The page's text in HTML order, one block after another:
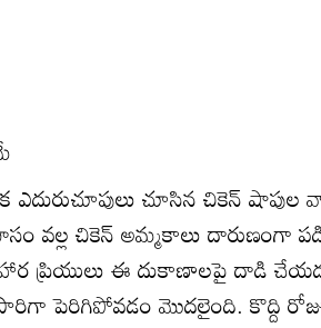
చూసిన చికెన్‌ షాపుల
వల్ల చికెన్‌ అమ్మకాలు దారుణంగా
ప్రియులు ఈ దుకాణాలపై దాడి
పెరిగిపోవడం మొదలైంది. కొద్ది